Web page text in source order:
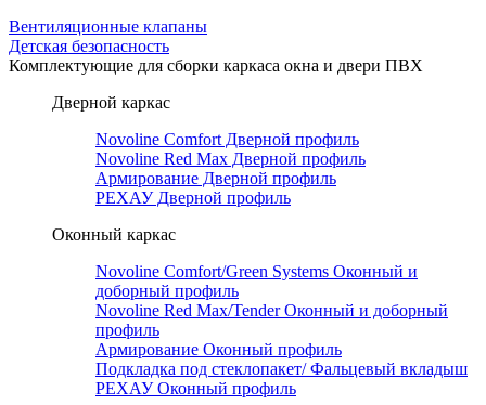
Вентиляционные клапаны
Детская безопасность
Комплектующие для сборки каркаса окна и двери ПВХ
Дверной каркас
Novoline Comfort Дверной профиль
Novoline Red Мax Дверной профиль
Армирование Дверной профиль
РЕХАУ Дверной профиль
Оконный каркас
Novoline Comfort/Green Systems Оконный и
доборный профиль
Novoline Red Max/Tender Оконный и доборный
профиль
Армирование Оконный профиль
Подкладка под стеклопакет/ Фальцевый вкладыш
РЕХАУ Оконный профиль